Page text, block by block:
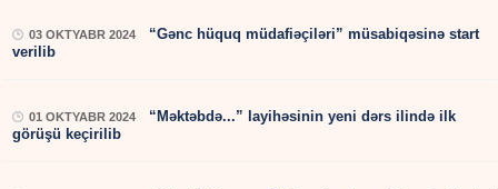
03 OKTYABR 2024
“Gənc hüquq müdafiəçiləri” müsabiqəsinə start
verilib
01 OKTYABR 2024
“Məktəbdə...” layihəsinin yeni dərs ilində ilk
görüşü keçirilib